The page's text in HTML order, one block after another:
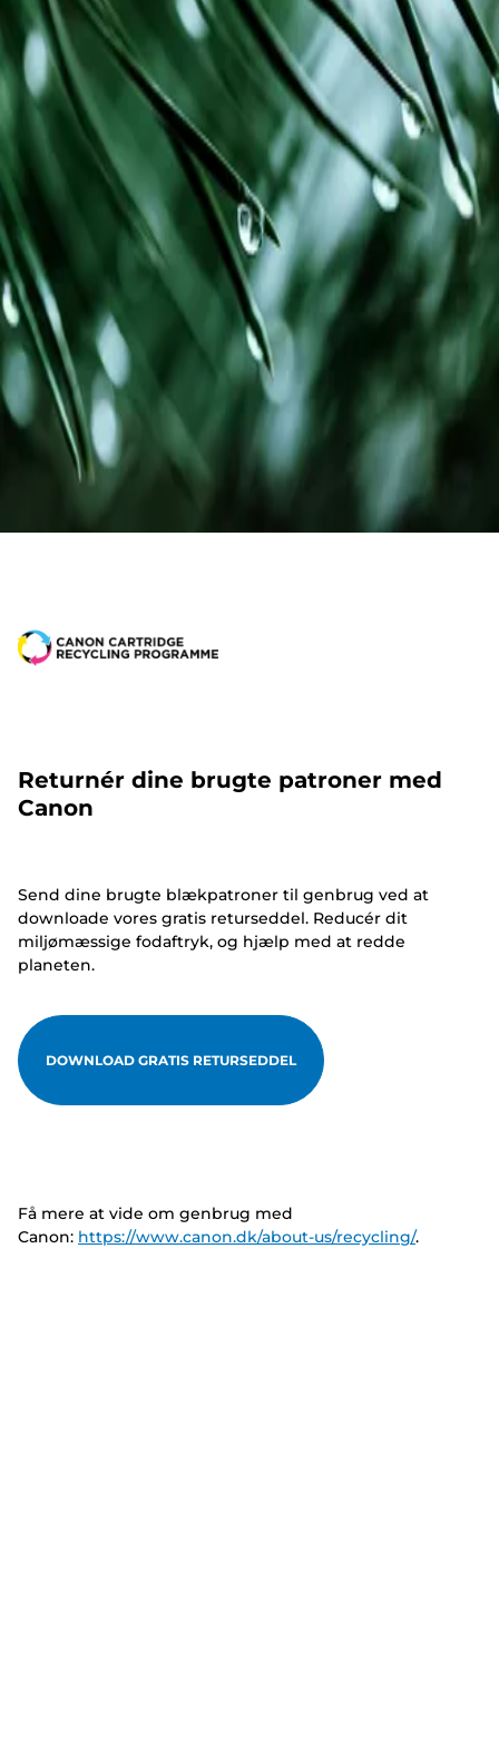
Returnér dine brugte patroner med
Canon
Send dine brugte blækpatroner til genbrug ved at
downloade vores gratis returseddel. Reducér dit
miljømæssige fodaftryk, og hjælp med at redde
planeten.
DOWNLOAD GRATIS RETURSEDDEL
Få mere at vide om genbrug med
Canon: https://www.canon.dk/about-us/recycling/.